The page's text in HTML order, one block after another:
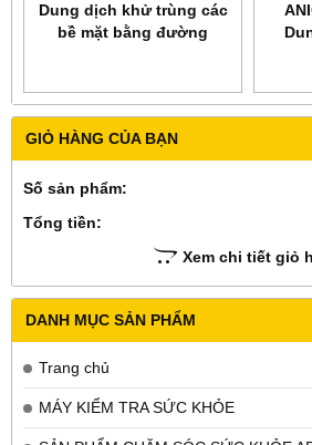
GIỎ HÀNG CỦA BẠN
Số sản phẩm:
Tổng tiền:
Xem chi tiết giỏ
DANH MỤC SẢN PHẨM
Trang chủ
MÁY KIỂM TRA SỨC KHỎE
Dung dịch khử trùng các
bề mặt bằng đường